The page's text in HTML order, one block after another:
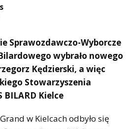
Sprawozdawczo-Wyborcze
wybrało nowego
Kędzierski, a więc
Stowarzyszenia
BILARD Kielce
w Kielcach odbyło się